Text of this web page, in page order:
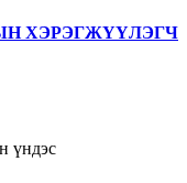
ХЭРЭГЖҮҮЛЭГЧ
үндэс